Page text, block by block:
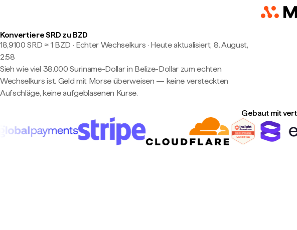
Konvertiere SRD zu BZD
18,9100 SRD ≈ 1 BZD · Echter Wechselkurs · Heute aktualisiert, 8. August,
2:58
Sieh wie viel 38.000 Suriname-Dollar in Belize-Dollar zum echten
Wechselkurs ist. Geld mit Morse überweisen — keine versteckten
Aufschläge, keine aufgeblasenen Kurse.
Gebaut mit